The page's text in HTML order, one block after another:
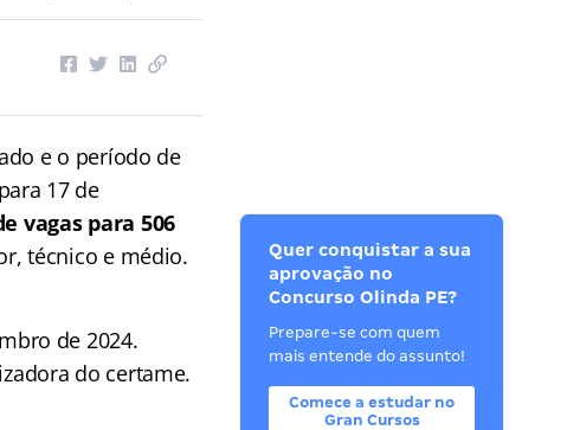
e o período de
17 de
vagas para 506
técnico e médio.
de 2024.
do certame.
Quer conquistar a sua
aprovação no
Concurso Olinda PE?
Prepare-se com quem
mais entende do assunto!
Comece a estudar no
Gran Cursos